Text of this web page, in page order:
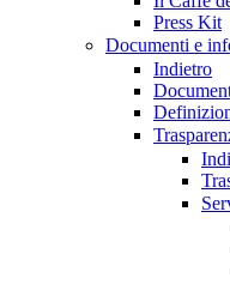
Press Kit
Documenti e
Indietro